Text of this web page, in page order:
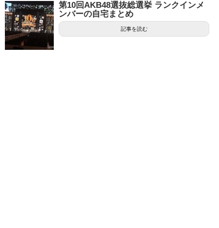
第10回AKB48選抜総選挙 ランクインメ
ンバーの自宅まとめ
記事を読む